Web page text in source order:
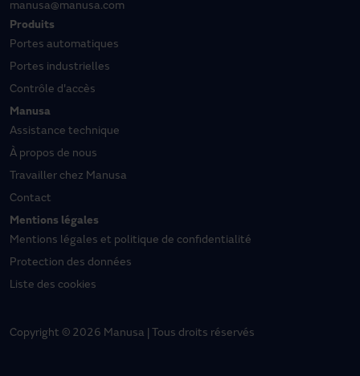
manusa@manusa.com
Produits
Portes automatiques
Portes industrielles
Contrôle d'accès
Manusa
Assistance technique
À propos de nous
Travailler chez Manusa
Contact
Mentions légales
Mentions légales et politique de confidentialité
Protection des données
Liste des cookies
Copyright © 2026 Manusa | Tous droits réservés